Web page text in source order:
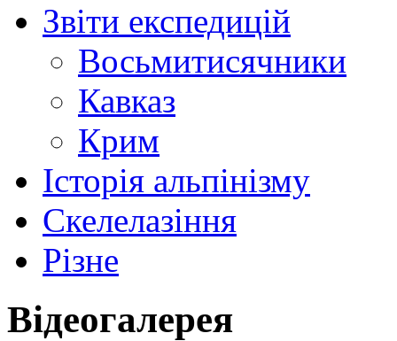
Звіти експедицій
Восьмитисячники
Кавказ
Крим
Історія альпінізму
Скелелазіння
Різне
Відеогалерея